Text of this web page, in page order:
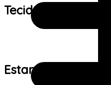
Tecido:
Estampa: